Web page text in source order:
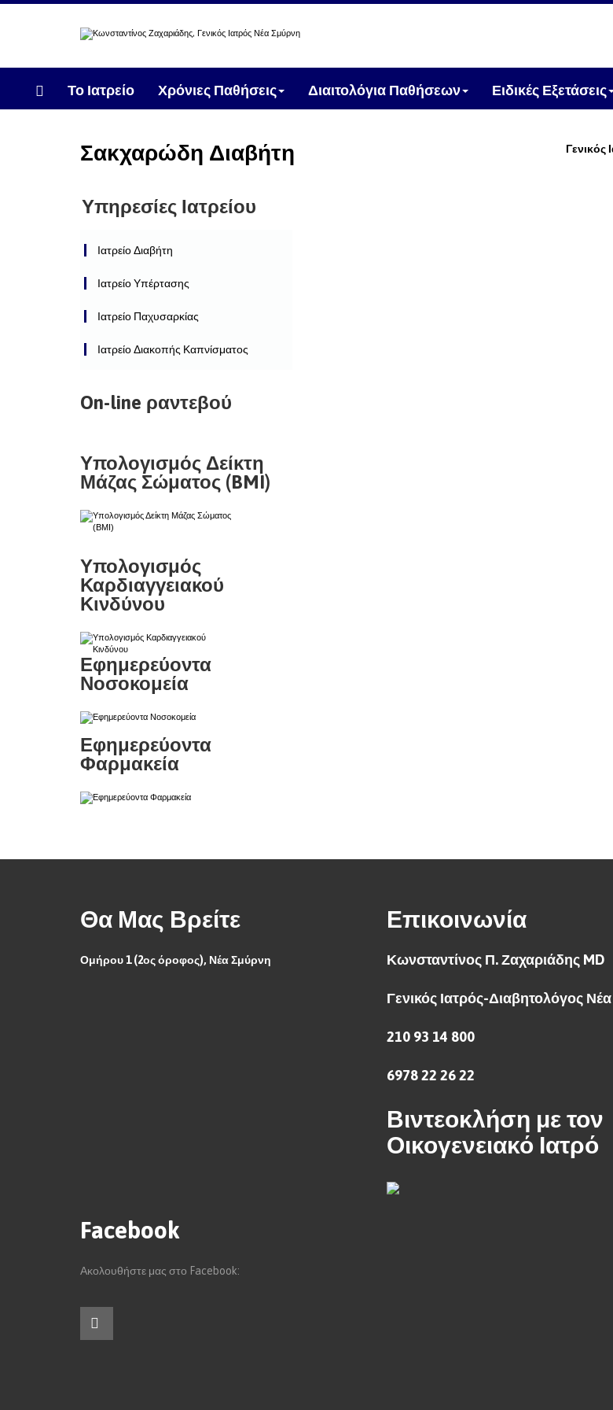
Το Ιατρείο Χρόνιες Παθήσεις Διαιτολόγια Παθήσεων Ειδικές Εξετάσεις
Γενικός
Σακχαρώδη Διαβήτη
Υπηρεσίες Ιατρείου
Ιατρείο Διαβήτη
Ιατρείο Υπέρτασης
Ιατρείο Παχυσαρκίας
Ιατρείο Διακοπής Καπνίσματος
On-line ραντεβού
Υπολογισμός Δείκτη
Μάζας Σώματος (BMI)
Υπολογισμός
Καρδιαγγειακού
Κινδύνου
Εφημερεύοντα
Νοσοκομεία
Εφημερεύοντα
Φαρμακεία
Θα Μας Βρείτε
Ομήρου 1 (2ος όροφος), Νέα Σμύρνη
Facebook
Ακολουθήστε μας στο Facebook:
Επικοινωνία
Κωνσταντίνος Π. Ζαχαριάδης MD
Γενικός Ιατρός-Διαβητολόγος
210 93 14 800
6978 22 26 22
Βιντεοκλήση με τον
Οικογενειακό Ιατρό